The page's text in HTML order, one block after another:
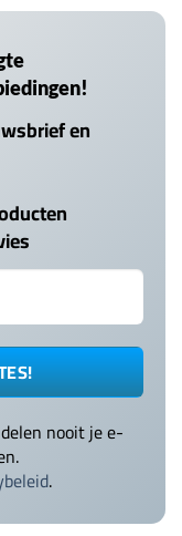
en
nooit je e-
.